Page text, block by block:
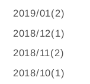
2019/01(2)
2018/12(1)
2018/11(2)
2018/10(1)